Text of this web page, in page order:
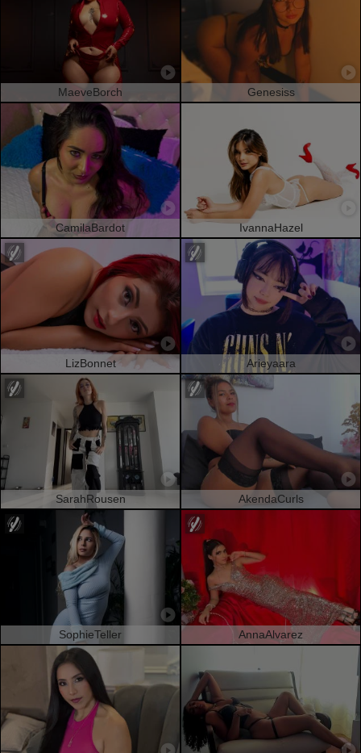
MaeveBorch Genesiss
CamilaBardot IvannaHazel
LizBonnet Arieyaara
SarahRousen AkendaCurls
SophieTeller AnnaAlvarez